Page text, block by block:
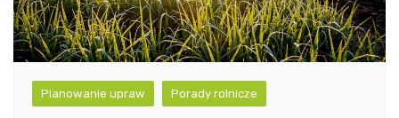
Planowanie upraw Porady rolnicze